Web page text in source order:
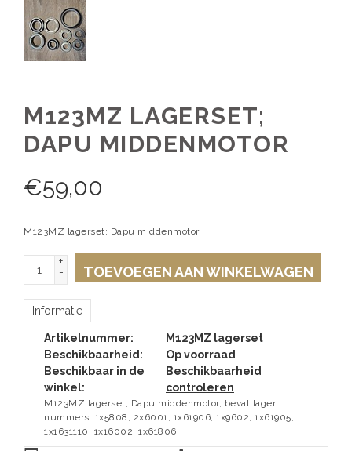
M123MZ LAGERSET;
DAPU MIDDENMOTOR
€59,00
M123MZ lagerset; Dapu middenmotor
+
-
TOEVOEGEN AAN WINKELWAGEN
Informatie
Artikelnummer:
M123MZ lagerset
Beschikbaarheid:
Op voorraad
Beschikbaar in de
winkel:
Beschikbaarheid
controleren
M123MZ lagerset; Dapu middenmotor, bevat lager
nummers: 1x5808, 2x6001, 1x61906, 1x9602, 1x61905,
1x1631110, 1x16002, 1x61806